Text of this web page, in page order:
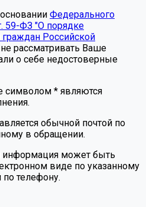
Федерального
59-ФЗ "О порядке
Российской
рассматривать Ваше
о себе недостоверные
* являются
обычной почтой по
в обращении.
информация может быть
виде по указанному
телефону.